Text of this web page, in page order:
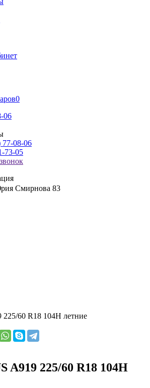
0
06
77-08-06
73-05
Смирнова 83
60 R18 104H летние
225/60 R18 104H